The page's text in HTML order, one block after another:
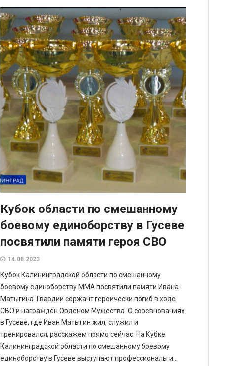
Кубок области по смешанному
боевому единоборству в Гусеве
посвятили памяти героя СВО
14.08.2023
Кубок Калининградской области по смешанному
боевому единоборству ММА посвятили памяти Ивана
Матыгина. Гвардии сержант героически погиб в ходе
СВО и награждён Орденом Мужества. О соревнованиях
в Гусеве, где Иван Матыгин жил, служил и
тренировался, расскажем прямо сейчас. На Кубке
Калининградской области по смешанному боевому
единоборству в Гусеве выступают профессионалы и...